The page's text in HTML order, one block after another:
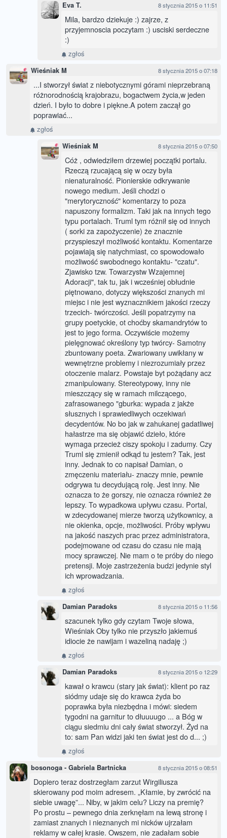
Eva T. 8 stycznia 2015 o 11:51
Mila, bardzo dziekuje :) zajrze, z
przyjemnoscia poczytam :) usciski serdeczne
:)
zgłoś
Wieśniak M 8 stycznia 2015 o 07:18
...I stworzył świat z niebotycznymi górami nieprzebraną
różnorodnością krajobrazu, bogactwem życia,w jeden
dzień. I było to dobre i piękne.A potem zaczął go
poprawiać...
zgłoś
Wieśniak M 8 stycznia 2015 o 07:50
Cóż , odwiedziłem drzewiej początki portalu.
Rzeczą rzucającą się w oczy była
nienaturalność. Pionierskie odkrywanie
nowego medium. Jeśli chodzi o
"merytoryczność" komentarzy to poza
napuszony formalizm. Taki jak na innych tego
typu portalach. Truml tym różnił się od innych
( sorki za zapożyczenie) że znacznie
przyspieszył możliwość kontaktu. Komentarze
pojawiają się natychmiast, co spowodowało
możliwość swobodnego kontaktu- "czatu".
Zjawisko tzw. Towarzystw Wzajemnej
Adoracji", tak tu, jak i wcześniej obłudnie
piętnowano, dotyczy większości znanych mi
miejsc i nie jest wyznacznikiem jakości rzeczy
trzecich- twórczości. Jeśli popatrzymy na
grupy poetyckie, ot choćby skamandrytów to
jest to jego forma. Oczywiście możemy
pielęgnować określony typ twórcy- Samotny
zbuntowany poeta. Zwariowany uwikłany w
wewnętrzne problemy i niezrozumiały przez
otoczenie malarz. Powstaje byt pożądany acz
zmanipulowany. Stereotypowy, inny nie
mieszczący się w ramach milczącego,
zafrasowanego "gburka: wypada z jakże
słusznych i sprawiedliwych oczekiwań
decydentów. No bo jak w zahukanej gadatliwej
hałastrze ma się objawić dzieło, które
wymaga przecież ciszy spokoju i zadumy. Czy
Truml się zmienił odkąd tu jestem? Tak, jest
inny. Jednak to co napisał Damian, o
zmęczeniu materiału- znaczy mnie, pewnie
odgrywa tu decydującą rolę. Jest inny. Nie
oznacza to że gorszy, nie oznacza również że
lepszy. To wypadkowa upływu czasu. Portal,
w zdecydowanej mierze tworzą użytkownicy, a
nie okienka, opcje, możliwości. Próby wpływu
na jakość naszych prac przez administratora,
podejmowane od czasu do czasu nie mają
mocy sprawczej. Nie mam o te próby do niego
pretensji. Moje zastrzeżenia budzi jedynie styl
ich wprowadzania.
zgłoś
Damian Paradoks 8 stycznia 2015 o 11:56
szacunek tylko gdy czytam Twoje słowa,
Wieśniak Oby tylko nie przyszło jakiemuś
idiocie że nawijam i wazeliną nadaję ;)
zgłoś
Damian Paradoks 8 stycznia 2015 o 12:29
kawał o krawcu (stary jak świat): klient po raz
siódmy udaje się do krawca żyda bo
poprawka była niezbędna i mówi: siedem
tygodni na garnitur to dłuuuugo ... a Bóg w
ciągu siedmiu dni cały świat stworzył. Żyd na
to: sam Pan widzi jaki ten świat jest do d... ;)
zgłoś
bosonoga - Gabriela Bartnicka 8 stycznia 2015 o 08:51
Dopiero teraz dostrzegłam zarzut Wirgiliusza
skierowany pod moim adresem. „Kłamie, by zwrócić na
siebie uwagę”... Niby, w jakim celu? Liczy na premię?
Po prostu – pewnego dnia zerknęłam na lewą stronę i
zamiast znanych i nieznanych mi nicków ujrzałam
reklamy w całej krasie. Owszem, nie zadałam sobie